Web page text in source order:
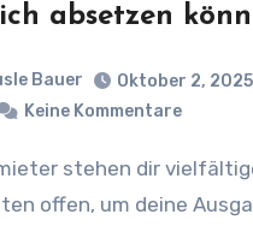
absetzen
Bauer
Oktober 2, 2025
Keine Kommentare
offen, um deine